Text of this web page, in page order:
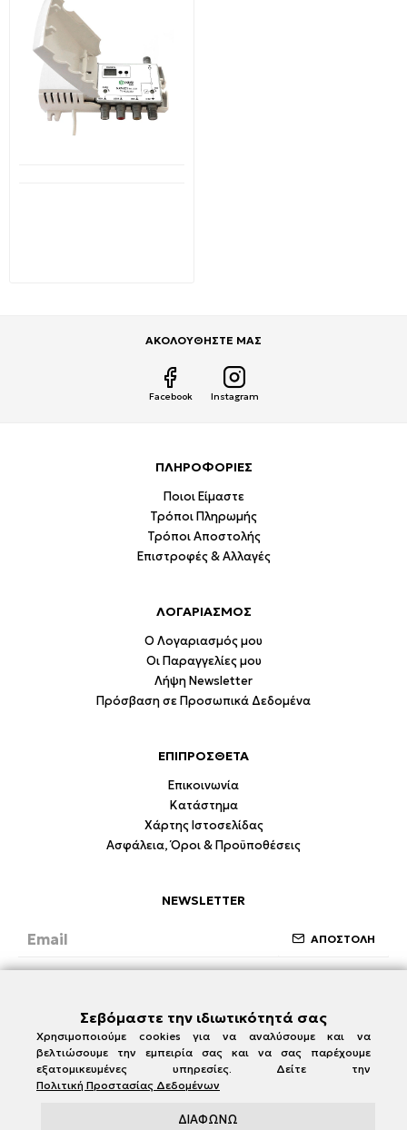
ΑΚΟΛΟΥΘΗΣΤΕ ΜΑΣ
Facebook Instagram
ΠΛΗΡΟΦΟΡΙΕΣ
Ποιοι Είμαστε
Τρόποι Πληρωμής
Τρόποι Αποστολής
Επιστροφές & Αλλαγές
ΛΟΓΑΡΙΑΣΜΟΣ
Ο Λογαριασμός μου
Οι Παραγγελίες μου
Λήψη Newsletter
Πρόσβαση σε Προσωπικά Δεδομένα
ΕΠΙΠΡΟΣΘΕΤΑ
Επικοινωνία
Κατάστημα
Χάρτης Ιστοσελίδας
Ασφάλεια, Όροι & Προϋποθέσεις
NEWSLETTER
ΑΠΟΣΤΟΛΗ
Σεβόμαστε την ιδιωτικότητά σας
Χρησιμοποιούμε cookies για να αναλύσουμε και να
βελτιώσουμε την εμπειρία σας και να σας παρέχουμε
εξατομικευμένες υπηρεσίες. Δείτε την
Πολιτική Προστασίας Δεδομένων
ΔΙΑΦΩΝΩ